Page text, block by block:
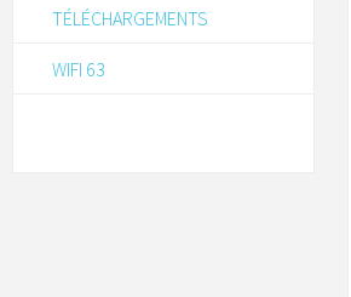
TÉLÉCHARGEMENTS
WIFI 63